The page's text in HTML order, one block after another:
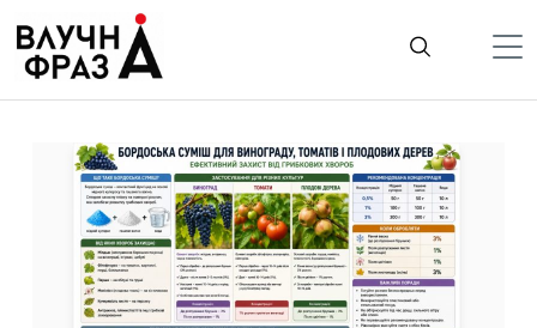
содержимому
Гроші
Життя
Лайфстайл
ТехноНаука